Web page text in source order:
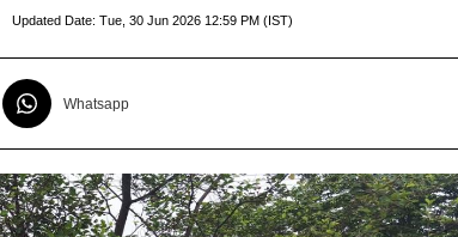
Updated Date: Tue, 30 Jun 2026 12:59 PM (IST)
Whatsapp